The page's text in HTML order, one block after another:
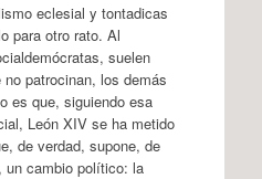
eclesial y tontadicas
para otro rato. Al
suelen
patrocinan, los demás
es que, siguiendo esa
León XIV se ha metido
de verdad, supone, de
un cambio político: la